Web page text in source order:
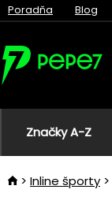
Poradňa Blog
Značky A-Z
Inline športy